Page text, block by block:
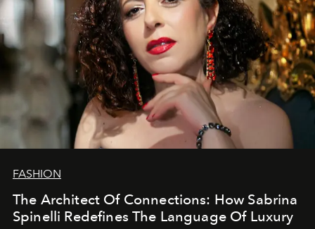
FASHION
The Architect Of Connections: How Sabrina
Spinelli Redefines The Language Of Luxury